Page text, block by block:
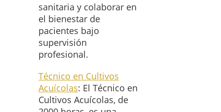
sanitaria y colaborar en
el bienestar de
pacientes bajo
supervisión
profesional.
Técnico en Cultivos
Acuícolas: El Técnico en
Cultivos Acuícolas, de